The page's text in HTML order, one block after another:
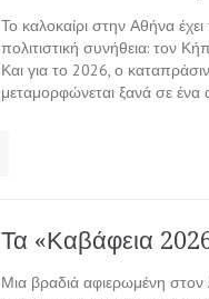
Το καλοκαίρι στην Αθήνα
πολιτιστική συνήθεια: τον
Και για το 2026, ο
μεταμορφώνεται ξανά σε ένα
Τα «Καβάφεια
Μια βραδιά αφιερωμένη στον